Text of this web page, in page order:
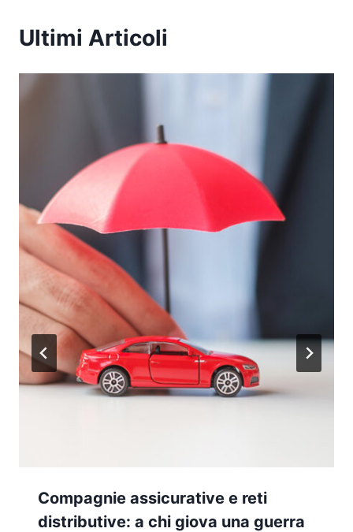
Ultimi Articoli
Compagnie assicurative e reti
distributive: a chi giova una guerra